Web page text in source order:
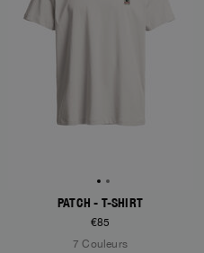
PATCH - T-SHIRT
€85
7 Couleurs